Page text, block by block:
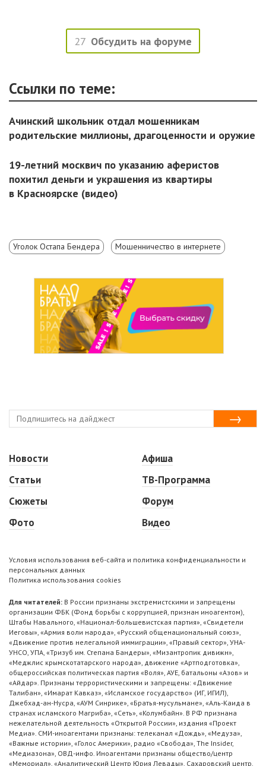
27 Обсудить на форуме
Ссылки по теме:
Ачинский школьник отдал мошенникам
родительские миллионы, драгоценности и оружие
19-летний москвич по указанию аферистов
похитил деньги и украшения из квартиры
в Красноярске (видео)
Уголок Остапа Бендера Мошенничество в интернете
Новости
Статьи
Сюжеты
Фото
Афиша
ТВ-Программа
Форум
Видео
Условия использования веб-сайта и политика конфиденциальности и
персональных данных
Политика использования cookies
Для читателей: В России признаны экстремистскими и запрещены
организации ФБК (Фонд борьбы с коррупцией, признан иноагентом),
Штабы Навального, «Национал-большевистская партия», «Свидетели
Иеговы», «Армия воли народа», «Русский общенациональный союз»,
«Движение против нелегальной иммиграции», «Правый сектор», УНА-
УНСО, УПА, «Тризуб им. Степана Бандеры», «Мизантропик дивижн»,
«Меджлис крымскотатарского народа», движение «Артподготовка»,
общероссийская политическая партия «Воля», АУЕ, батальоны «Азов» и
«Айдар». Признаны террористическими и запрещены: «Движение
Талибан», «Имарат Кавказ», «Исламское государство» (ИГ, ИГИЛ),
Джебхад-ан-Нусра, «АУМ Синрике», «Братья-мусульмане», «Аль-Каида в
странах исламского Магриба», «Сеть», «Колумбайн». В РФ признана
нежелательной деятельность «Открытой России», издания «Проект
Медиа». СМИ-иноагентами признаны: телеканал «Дождь», «Медуза»,
«Важные истории», «Голос Америки», радио «Свобода», The Insider,
«Медиазона», ОВД-инфо. Иноагентами признаны общество/центр
«Мемориал», «Аналитический Центр Юрия Левады», Сахаровский центр.